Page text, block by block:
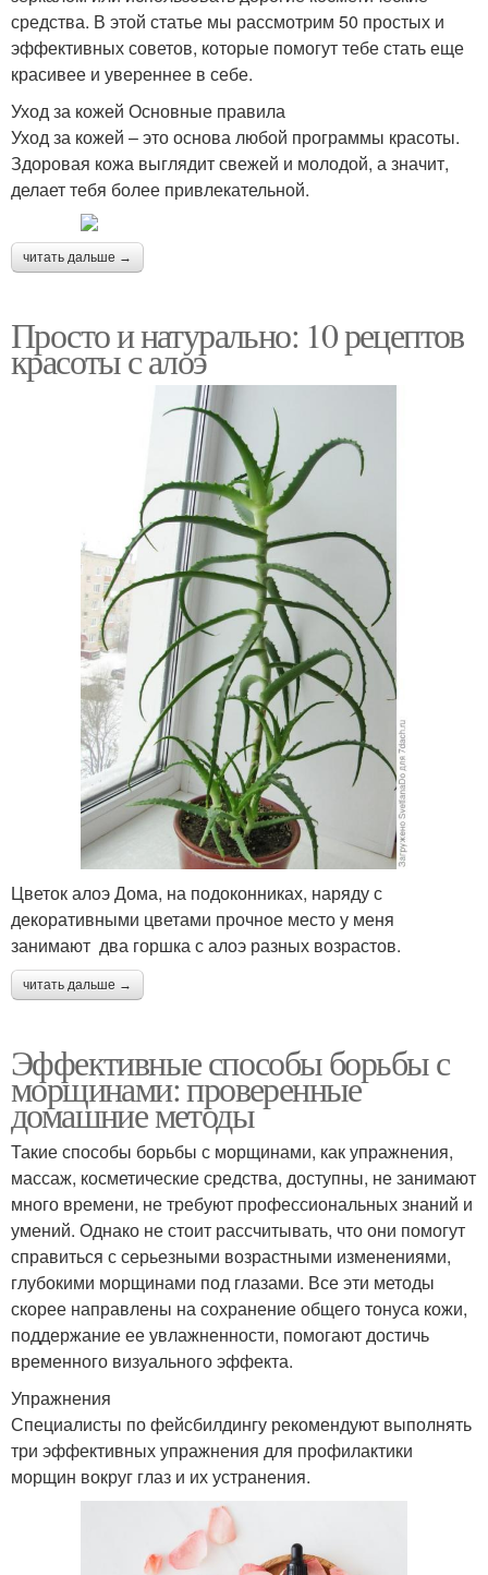
средства. В этой статье мы рассмотрим 50 простых и
эффективных советов, которые помогут тебе стать еще
красивее и увереннее в себе.
Уход за кожей Основные правила
Уход за кожей – это основа любой программы красоты.
Здоровая кожа выглядит свежей и молодой, а значит,
делает тебя более привлекательной.
читать дальше →
Просто и натурально: 10 рецептов
красоты с алоэ
Цветок алоэ Дома, на подоконниках, наряду с
декоративными цветами прочное место у меня
занимают два горшка с алоэ разных возрастов.
читать дальше →
Эффективные способы борьбы с
морщинами: проверенные
домашние методы
Такие способы борьбы с морщинами, как упражнения,
массаж, косметические средства, доступны, не занимают
много времени, не требуют профессиональных знаний и
умений. Однако не стоит рассчитывать, что они помогут
справиться с серьезными возрастными изменениями,
глубокими морщинами под глазами. Все эти методы
скорее направлены на сохранение общего тонуса кожи,
поддержание ее увлажненности, помогают достичь
временного визуального эффекта.
Упражнения
Специалисты по фейсбилдингу рекомендуют выполнять
три эффективных упражнения для профилактики
морщин вокруг глаз и их устранения.